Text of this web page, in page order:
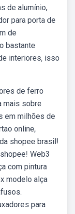
de alumínio,
para porta de
de
bastante
interiores, isso
de ferro
mais sobre
em milhões de
online,
shopee brasil!
Web3
com pintura
modelo alça
para